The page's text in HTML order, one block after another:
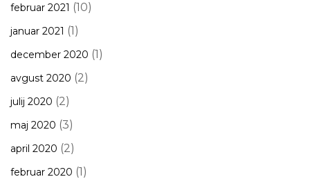
februar 2021 (10)
januar 2021 (1)
december 2020 (1)
avgust 2020 (2)
julij 2020 (2)
maj 2020 (3)
april 2020 (2)
februar 2020 (1)